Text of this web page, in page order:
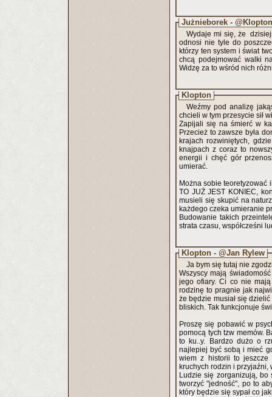
Jużnieborek - @Klopton
Wydaje mi się, że
odnosi nie tyle do
którzy ten system i świat
chcą podejmować walki
Widzę za to wśród nich
Klopton
Weźmy pod analizę
chcieli w tym przesycie sił
Zapijali się na śmierć w
Przecież to zawsze była
krajach rozwiniętych,
knajpach z coraz to
energii i chęć gór
umierać.
Można sobie teoretyzować
TO JUŻ JEST KONIEC,
musieli się skupić na
każdego czeka umieranie
Budowanie takich
strata czasu, współcześni
Klopton - @Jan Rylew
Ja bym się tutaj nie
Wszyscy mają
jego ofiary. Ci co nie
rodzinę to pragnie jak
że będzie musiał się
bliskich. Tak funkcjonuje
Proszę się pobawić w
pomocą tych tzw memów.
to ku..y. Bardzo dużo o
najlepiej być sobą i mieć
wiem z historii to jeszcze
kruchych rodzin i przyjaźni,
Ludzie się zorganizują,
tworzyć "jedność", po to
który będzie się sypał co